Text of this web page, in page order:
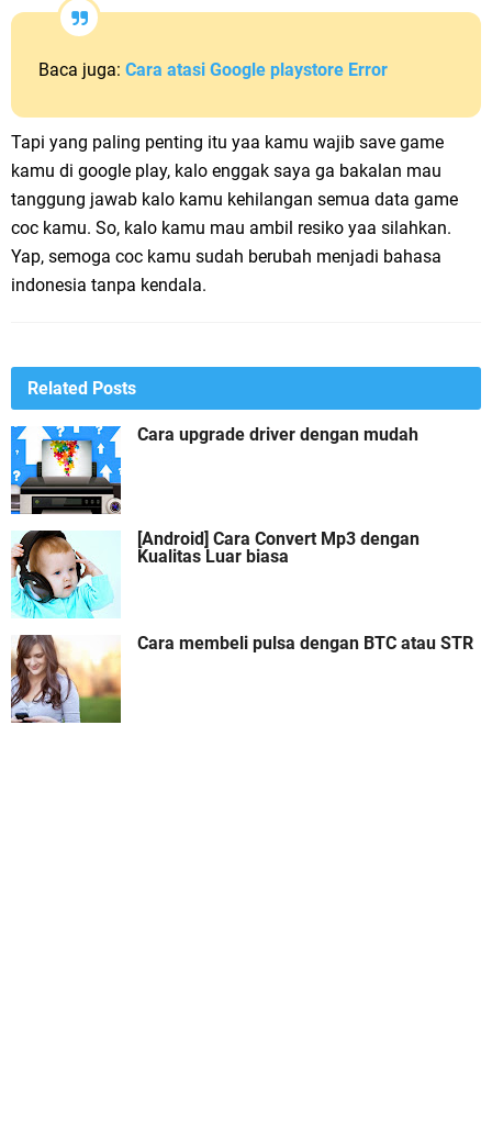
Baca juga: Cara atasi Google playstore Error
Tapi yang paling penting itu yaa kamu wajib save game
kamu di google play, kalo enggak saya ga bakalan mau
tanggung jawab kalo kamu kehilangan semua data game
coc kamu. So, kalo kamu mau ambil resiko yaa silahkan.
Yap, semoga coc kamu sudah berubah menjadi bahasa
indonesia tanpa kendala.
Related Posts
Cara upgrade driver dengan mudah
[Android] Cara Convert Mp3 dengan
Kualitas Luar biasa
Cara membeli pulsa dengan BTC atau STR